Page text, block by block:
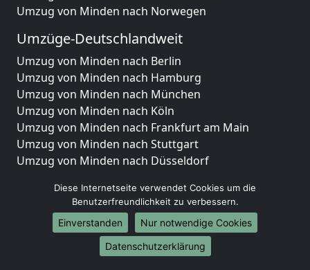
Umzug von Minden nach Norwegen
Umzüge-Deutschlandweit
Umzug von Minden nach Berlin
Umzug von Minden nach Hamburg
Umzug von Minden nach München
Umzug von Minden nach Köln
Umzug von Minden nach Frankfurt am Main
Umzug von Minden nach Stuttgart
Umzug von Minden nach Düsseldorf
Umzug von Minden nach Dortmund
Umzug von Minden nach Essen
Umzug von Minden nach Bremen
Umzug von Minden nach Dresden
Umzug von Minden nach Hannover
Diese Internetseite verwendet Cookies um die
Benutzerfreundlichkeit zu verbessern.
Einverstanden
Nur notwendige Cookies
Datenschutzerklärung